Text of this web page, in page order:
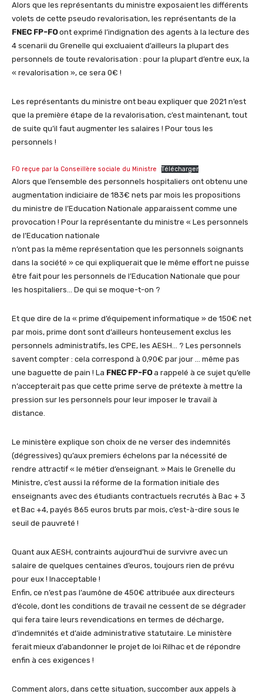
Alors que les représentants du ministre exposaient les différents
volets de cette pseudo revalorisation, les représentants de la
FNEC FP-FOont exprimé l’indignation des agents à la lecture des
4 scenarii du Grenelle qui excluaient d’ailleurs la plupart des
personnels de toute revalorisation : pour la plupart d’entre eux, la
« revalorisation », ce sera 0€ !
Les représentants du ministre ont beau expliquer que 2021 n’est
que la première étape de la revalorisation, c’est maintenant, tout
de suite qu’il faut augmenter les salaires ! Pour tous les
personnels !
FO reçue par la Conseillère sociale du Ministre Télécharger
Alors que l’ensemble des personnels hospitaliers ont obtenu une
augmentation indiciaire de 183€ nets par mois les propositions
du ministre de l’Education Nationale apparaissent comme une
provocation ! Pour la représentante du ministre « Les personnels
de l’Education nationale
n’ont pas la même représentation que les personnels soignants
dans la société » ce qui expliquerait que le même effort ne puisse
être fait pour les personnels de l’Education Nationale que pour
les hospitaliers… De qui se moque-t-on ?
Et que dire de la « prime d’équipement informatique » de 150€ net
par mois, prime dont sont d’ailleurs honteusement exclus les
personnels administratifs, les CPE, les AESH… ? Les personnels
savent compter : cela correspond à 0,90€ par jour … même pas
une baguette de pain ! La FNEC FP-FOa rappelé à ce sujet qu’elle
n’accepterait pas que cette prime serve de prétexte à mettre la
pression sur les personnels pour leur imposer le travail à
distance.
Le ministère explique son choix de ne verser des indemnités
(dégressives) qu’aux premiers échelons par la nécessité de
rendre attractif « le métier d’enseignant. » Mais le Grenelle du
Ministre, c’est aussi la réforme de la formation initiale des
enseignants avec des étudiants contractuels recrutés à Bac + 3
et Bac +4, payés 865 euros bruts par mois, c’est-à-dire sous le
seuil de pauvreté !
Quant aux AESH, contraints aujourd’hui de survivre avec un
salaire de quelques centaines d’euros, toujours rien de prévu
pour eux ! Inacceptable !
Enfin, ce n’est pas l’aumône de 450€ attribuée aux directeurs
d’école, dont les conditions de travail ne cessent de se dégrader
qui fera taire leurs revendications en termes de décharge,
d’indemnités et d’aide administrative statutaire. Le ministère
ferait mieux d’abandonner le projet de loi Rilhac et de répondre
enfin à ces exigences !
Comment alors, dans cette situation, succomber aux appels à